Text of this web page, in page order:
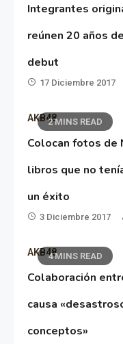
Integrantes
reúnen 20 años
debut
17 Diciembre 2017
2 MINS READ
AKB48
Colocan fotos de
libros que no
un éxito
3 Diciembre 2017
4 MINS READ
AKB48
Colaboración
causa
conceptos»